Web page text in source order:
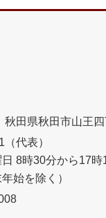
田県秋田市山王四
代表）
日 8時30分から17時
始を除く）